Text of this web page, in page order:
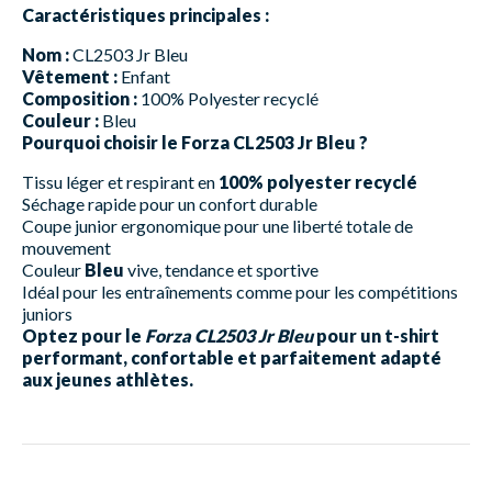
Caractéristiques principales :
Nom :CL2503 Jr Bleu
Vêtement : Enfant
Composition : 100% Polyester recyclé
Couleur : Bleu
Pourquoi choisir le Forza CL2503 Jr Bleu ?
Tissu léger et respirant en 100% polyester recyclé
Séchage rapide pour un confort durable
Coupe junior ergonomique pour une liberté totale de
mouvement
Couleur Bleu vive, tendance et sportive
Idéal pour les entraînements comme pour les compétitions
juniors
Optez pour le Forza CL2503 Jr Bleupour un t-shirt
performant, confortable et parfaitement adapté
aux jeunes athlètes.